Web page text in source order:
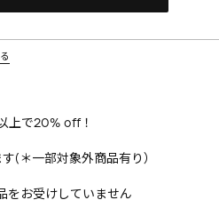
上で20% off！
(＊一部対象外商品有り）
をお受けしていません